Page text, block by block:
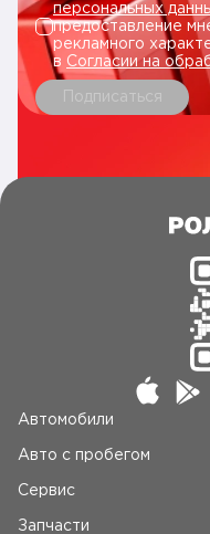
персональных
предоставление
рекламного
в Согласии на
Подписаться
Автомобили
Авто c пробегом
Сервис
Запчасти